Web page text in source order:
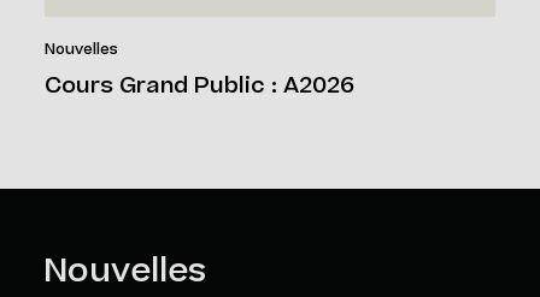
Nouvelles
Cours Grand Public : A2026
Nouvelles